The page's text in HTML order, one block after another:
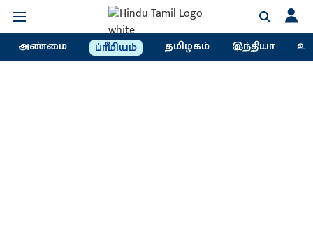
அண்மை ப்ரீமியம் தமிழகம் இந்தியா